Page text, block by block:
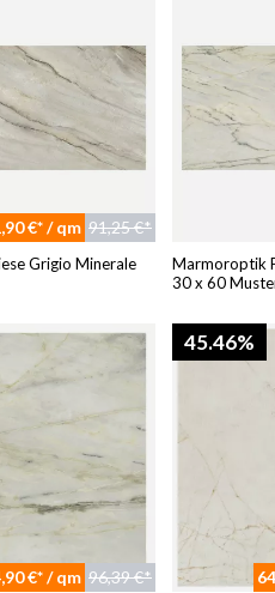
€* / qm 91,25 €*
Grigio Minerale
Marmoroptik
30 x 60
€* / qm 96,39 €*
45.46%